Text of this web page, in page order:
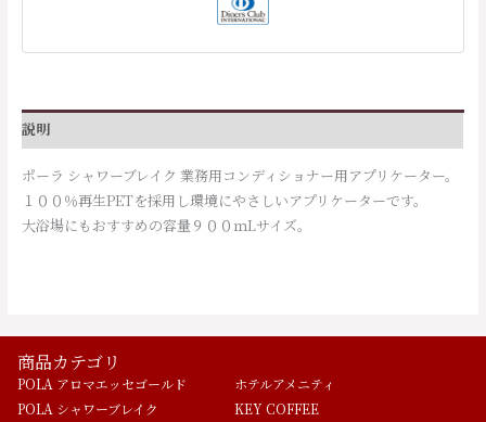
説明
ポーラ シャワーブレイク 業務用コンディショナー用アプリケーター。
１００％再生PETを採用し環境にやさしいアプリケーターです。
大浴場にもおすすめの容量９００ｍLサイズ。
商品カテゴリ
POLA アロマエッセゴールド
POLA シャワーブレイク
ホテルアメニティ
KEY COFFEE